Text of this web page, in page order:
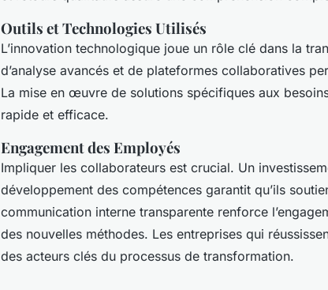
Outils et Technologies Utilisés
L’innovation technologique joue un rôle clé dans la
d’analyse avancés et de plateformes collaboratives
La mise en œuvre de solutions spécifiques aux
rapide et efficace.
Engagement des Employés
Impliquer les collaborateurs est crucial. Un
développement des compétences garantit qu’ils
communication interne transparente renforce
des nouvelles méthodes. Les entreprises qui
des acteurs clés du processus de transformation.